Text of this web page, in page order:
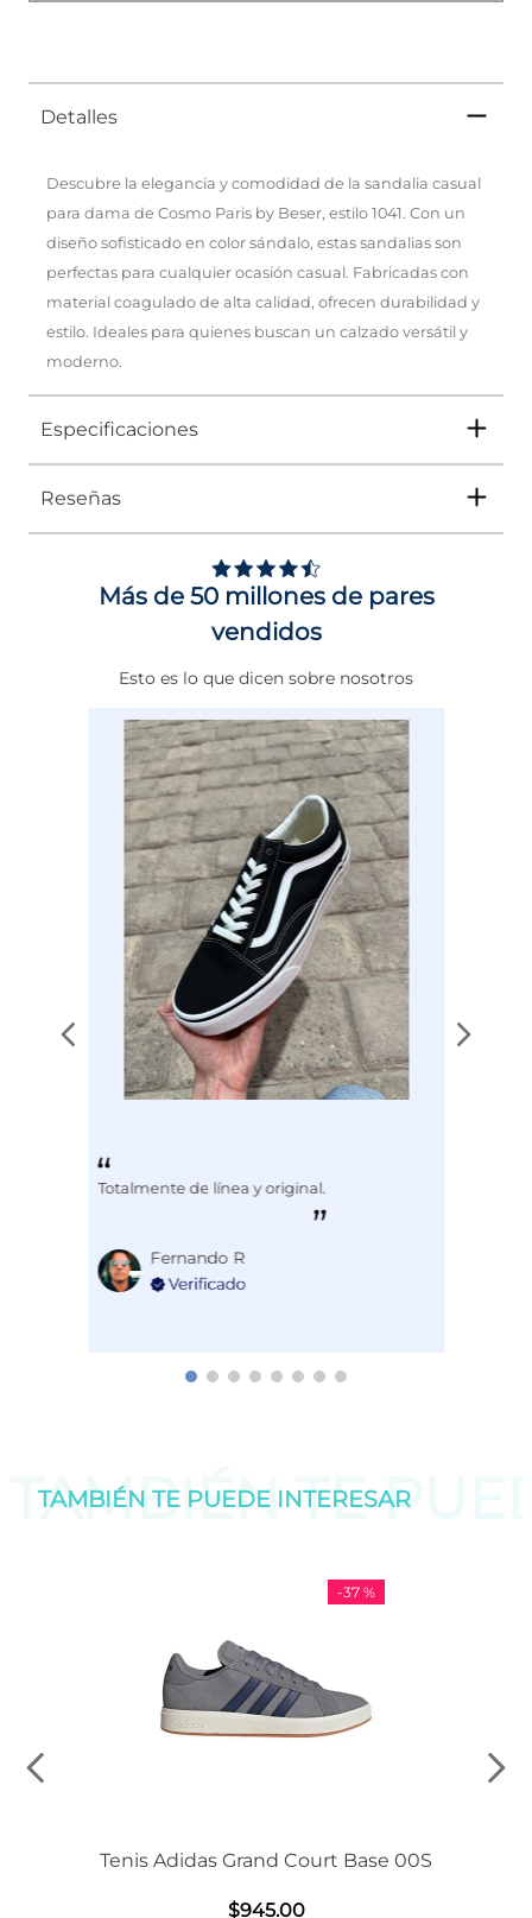
Detalles
Descubre la elegancia y comodidad de la sandalia casual
para dama de Cosmo Paris by Beser, estilo 1041. Con un
diseño sofisticado en color sándalo, estas sandalias son
perfectas para cualquier ocasión casual. Fabricadas con
material coagulado de alta calidad, ofrecen durabilidad y
estilo. Ideales para quienes buscan un calzado versátil y
moderno.
Especificaciones
Tipo
Género Mujer
DE 0 A 4 cms
NORMAL
CAFE
Reseñas
Más de 50 millones de pares
vendidos
Esto es lo que dicen sobre nosotros
Totalmente de línea y original.
Fernando R
TAMBIÉN TE
TAMBIÉN TE PUEDE INTERESAR
-37 %
Tenis Adidas Grand Court Base 00S
$945.00